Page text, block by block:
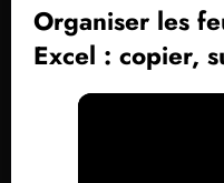
Organiser les
Excel : copier,